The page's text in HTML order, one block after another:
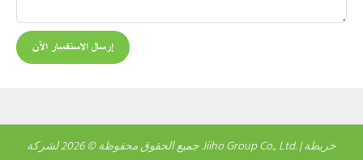
إرسال الاستفسار الآن
جميع الحقوق محفوظة © 2026 لشركة Jiiho Group Co., Ltd. |خريطة